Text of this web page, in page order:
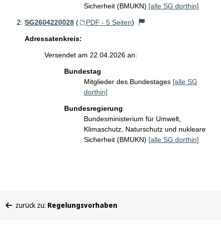
Sicherheit (BMUKN) [alle SG dorthin]
SG2604220028 ( PDF - 5 Seiten)
Adressatenkreis:
Versendet am 22.04.2026 an:
Bundestag
Mitglieder des Bundestages [alle SG
dorthin]
Bundesregierung
Bundesministerium für Umwelt,
Klimaschutz, Naturschutz und nukleare
Sicherheit (BMUKN) [alle SG dorthin]
befinden
zurück zu: Regelungsvorhaben